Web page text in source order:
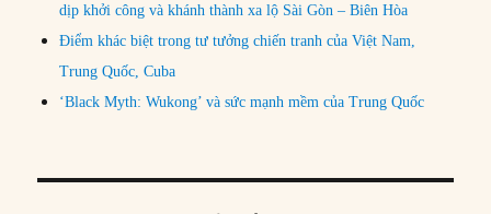
dịp khởi công và khánh thành xa lộ Sài Gòn – Biên Hòa
Điểm khác biệt trong tư tưởng chiến tranh của Việt Nam,
Trung Quốc, Cuba
‘Black Myth: Wukong’ và sức mạnh mềm của Trung Quốc